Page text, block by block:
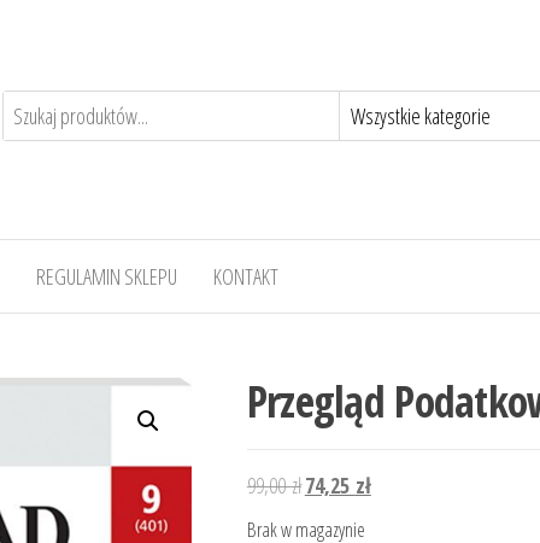
REGULAMIN SKLEPU KONTAKT
Przegląd
99,00złPierwotna
74,25 złAktualna
Brak w magazynie